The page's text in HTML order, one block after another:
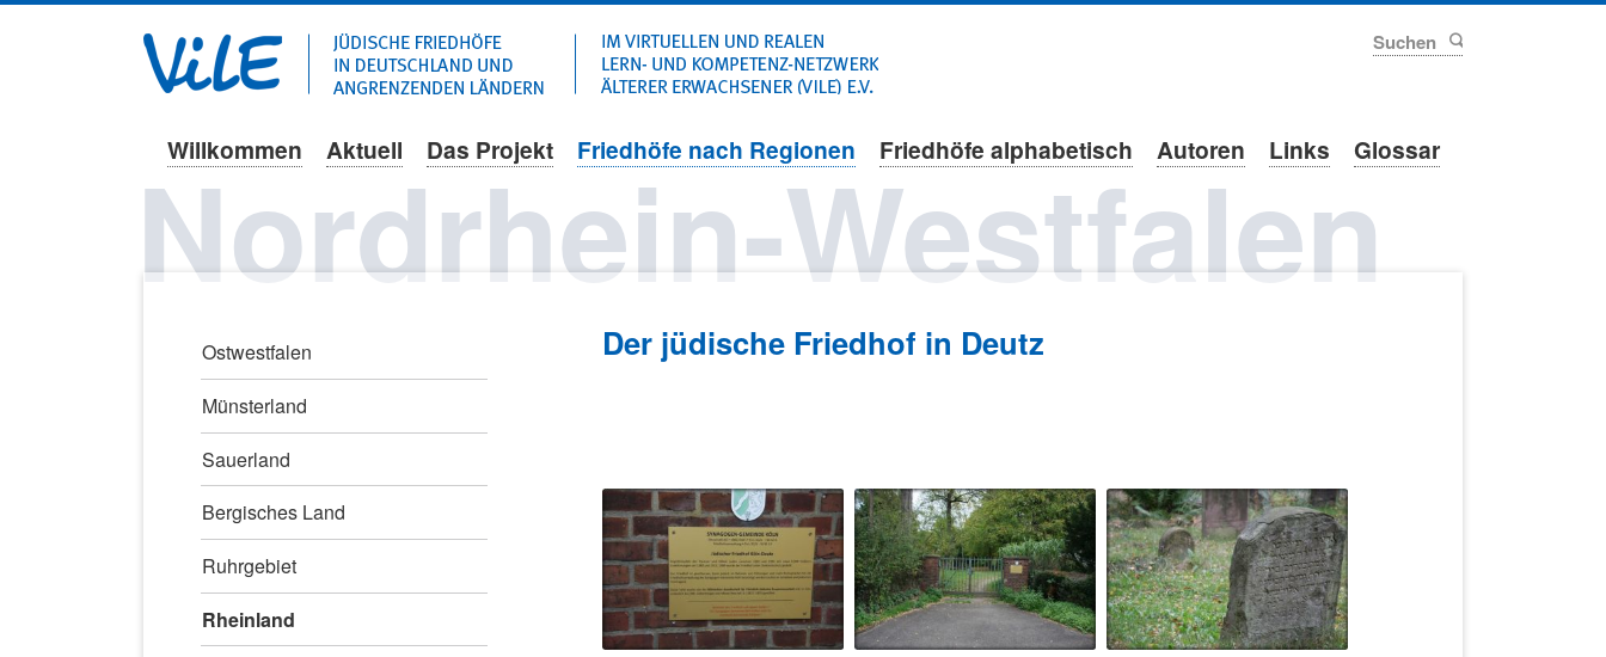
Navigation
Willkommen Aktuell Das Projekt Friedhöfe nach Regionen Friedhöfe alphabetisch Autoren Links Glossar
Nordrhein-Westfalen
Der jüdische Friedhof in Deutz
Navigation
überspringen
Ostwestfalen
Münsterland
Sauerland
Bergisches Land
Ruhrgebiet
Rheinland